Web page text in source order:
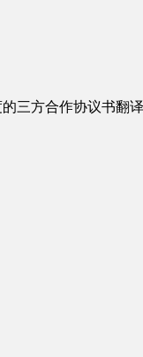
三方合作协议书翻